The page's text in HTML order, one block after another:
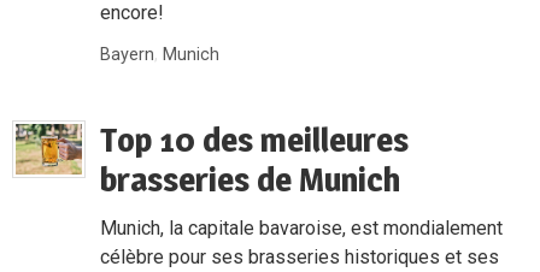
encore!
Bayern, Munich
Top 10 des meilleures
brasseries de Munich
Munich, la capitale bavaroise, est mondialement
célèbre pour ses brasseries historiques et ses